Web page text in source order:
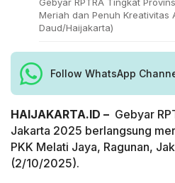
Gebyar RPTRA Tingkat
Meriah dan Penuh Kreativitas
Daud/Haijakarta)
Follow WhatsApp
HAIJAKARTA.ID – Gebyar
Jakarta 2025 berlangsung
PKK Melati Jaya, Ragunan,
(2/10/2025).